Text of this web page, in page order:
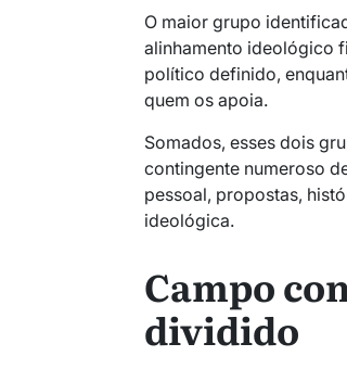
O maior grupo
alinhamento ideológico
político definido,
quem os apoia.
Somados, esses dois
contingente numeroso
pessoal, propostas,
ideológica.
Campo
dividido